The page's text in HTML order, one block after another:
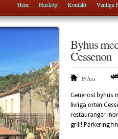
Hem Husköp Kontakt Vanliga
Byhus
Cessenon
Byhus
Generöst byhus
livliga orten
restauranger
grill! Parkering